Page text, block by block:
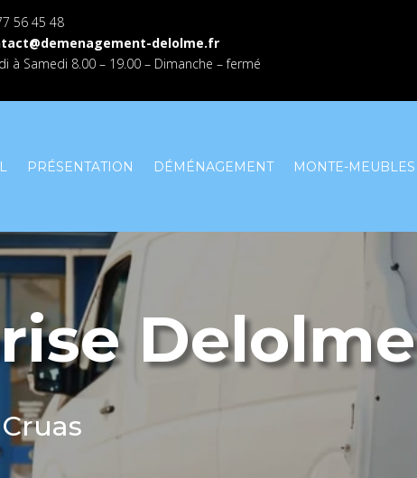
56 45 48
delolme.fr
à Samedi 8.00 – 19.00 – Dimanche – fermé
PRÉSENTATION DÉMÉNAGEMENT MONTE-MEUBLES
Delolme